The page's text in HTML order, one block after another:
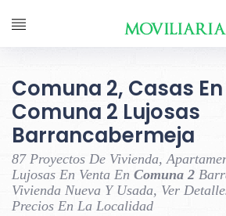
Comuna 2, Casas
Comuna 2 Lujosas
Barrancabermeja
87 Proyectos De Vivienda,
Lujosas En Venta En Comuna 2
Vivienda Nueva Y Usada, Ver
Precios En La Localidad